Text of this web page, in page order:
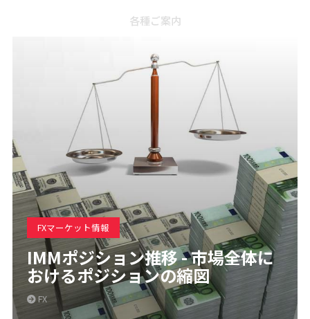
各種ご案内
FXマーケット情報
IMMポジション推移 - 市場全体に
おけるポジションの縮図
FX